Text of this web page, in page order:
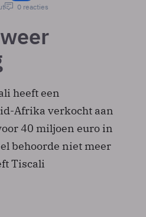
0 reacties
heeft een
Afrika verkocht aan
40 miljoen euro in
behoorde niet meer
Tiscali